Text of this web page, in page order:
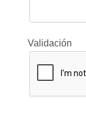
Validación